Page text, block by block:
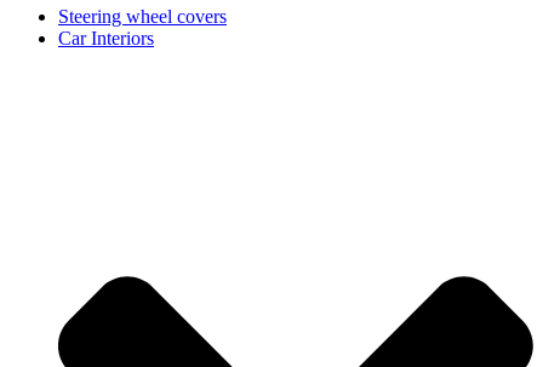
Steering wheel covers
Car Interiors